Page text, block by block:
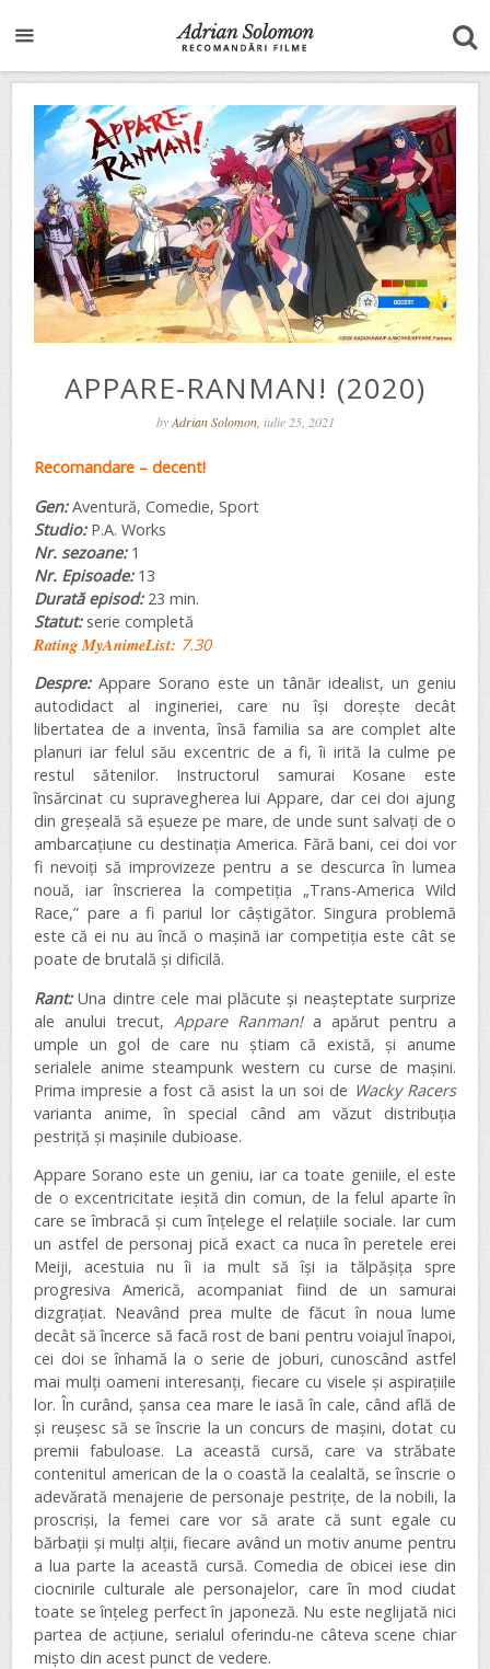
APPARE-RANMAN! (2020)
byAdrian Solomon, iulie 25, 2021
Recomandare – decent!
Gen: Aventură, Comedie, Sport
Studio:P.A. Works
Nr. sezoane:1
Nr. Episoade: 13
Durată episod:23 min.
Statut:serie completă
Rating MyAnimeList: 7.30
Despre: Appare Sorano este un tânăr idealist, un geniu
autodidact al ingineriei, care nu își dorește decât
libertatea de a inventa, însă familia sa are complet alte
planuri iar felul său excentric de a fi, îi irită la culme pe
restul sătenilor. Instructorul samurai Kosane este
însărcinat cu supravegherea lui Appare, dar cei doi ajung
din greșeală să eșueze pe mare, de unde sunt salvați de o
ambarcațiune cu destinația America. Fără bani, cei doi vor
fi nevoiți să improvizeze pentru a se descurca în lumea
nouă, iar înscrierea la competiția „Trans-America Wild
Race,” pare a fi pariul lor câștigător. Singura problemă
este că ei nu au încă o mașină iar competiția este cât se
poate de brutală și dificilă.
Rant:Una dintre cele mai plăcute și neașteptate surprize
ale anului trecut, Appare Ranman!a apărut pentru a
umple un gol de care nu știam că există, și anume
serialele anime steampunk western cu curse de mașini.
Prima impresie a fost că asist la un soi de Wacky Racers
varianta anime, în special când am văzut distribuția
pestriță și mașinile dubioase.
Appare Sorano este un geniu, iar ca toate geniile, el este
de o excentricitate ieșită din comun, de la felul aparte în
care se îmbracă și cum înțelege el relațiile sociale. Iar cum
un astfel de personaj pică exact ca nuca în peretele erei
Meiji, acestuia nu îi ia mult să își ia tălpășița spre
progresiva Americă, acompaniat fiind de un samurai
dizgrațiat. Neavând prea multe de făcut în noua lume
decât să încerce să facă rost de bani pentru voiajul înapoi,
cei doi se înhamă la o serie de joburi, cunoscând astfel
mai mulți oameni interesanți, fiecare cu visele și aspirațiile
lor. În curând, șansa cea mare le iasă în cale, când află de
și reușesc să se înscrie la un concurs de mașini, dotat cu
premii fabuloase. La această cursă, care va străbate
contenitul american de la o coastă la cealaltă, se înscrie o
adevărată menajerie de personaje pestrițe, de la nobili, la
proscriși, la femei care vor să arate că sunt egale cu
bărbații și mulți alții, fiecare având un motiv anume pentru
a lua parte la această cursă. Comedia de obicei iese din
ciocnirile culturale ale personajelor, care în mod ciudat
toate se înțeleg perfect în japoneză. Nu este neglijată nici
partea de acțiune, serialul oferindu-ne câteva scene chiar
mișto din acest punct de vedere.